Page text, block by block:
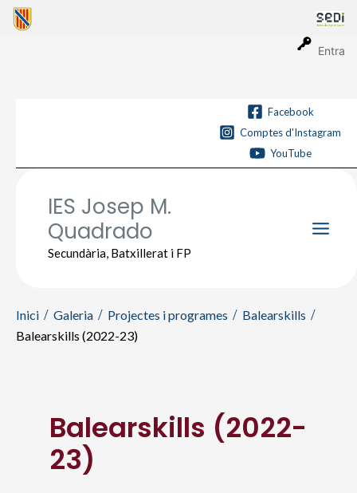
Entra
Vés
Facebook
Comptes d'Instagram
YouTube
IES Josep M.
Quadrado
Secundària, Batxillerat i FP
Inici Galeria Projectes i programes
Balearskills
Balearskills (2022-23)
Balearskills (2022-
23)